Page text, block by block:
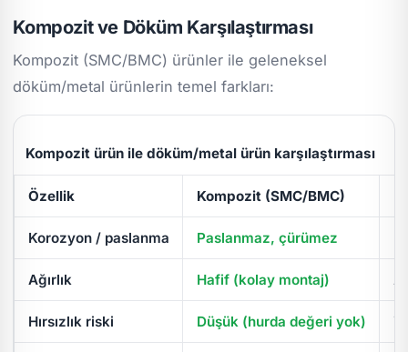
Kompozit ve Döküm Karşılaştırması
Kompozit (SMC/BMC) ürünler ile geleneksel
döküm/metal ürünlerin temel farkları:
Kompozit ürün ile döküm/metal ürün karşılaştırması
Özellik Kompozit (SMC/BMC)
Korozyon / paslanma Paslanmaz, çürümez
Ağırlık Hafif (kolay montaj)
Hırsızlık riski Düşük (hurda değeri yok)